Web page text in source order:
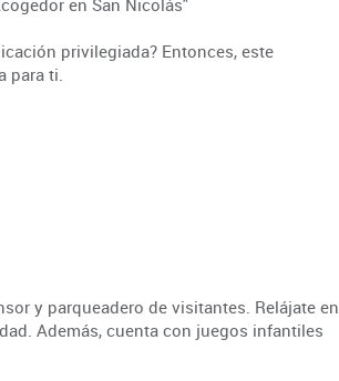
en San Nicolás"
privilegiada? Entonces, este
para ti.
y parqueadero de visitantes. Relájate en
Además, cuenta con juegos infantiles